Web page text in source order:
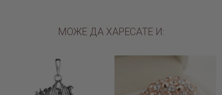
каталог гривни с конец онлайн
каталог златни годежни пръстени
МОЖЕ ДА ХАРЕСАТЕ И: